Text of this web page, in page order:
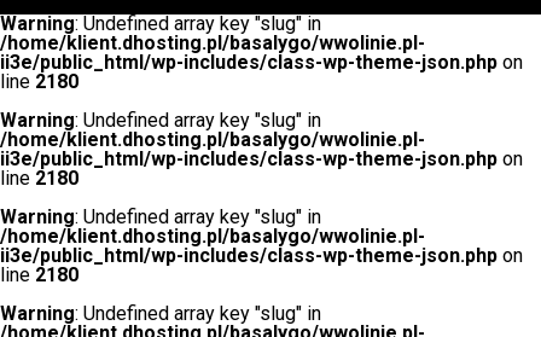
Warning: Undefined array key "slug" in
/home/klient.dhosting.pl/basalygo/wwolinie.pl-
ii3e/public_html/wp-includes/class-wp-theme-json.php on
line 2180
Warning: Undefined array key "slug" in
/home/klient.dhosting.pl/basalygo/wwolinie.pl-
ii3e/public_html/wp-includes/class-wp-theme-json.php on
line 2180
Warning: Undefined array key "slug" in
/home/klient.dhosting.pl/basalygo/wwolinie.pl-
ii3e/public_html/wp-includes/class-wp-theme-json.php on
line 2180
Warning: Undefined array key "slug" in
/home/klient.dhosting.pl/basalygo/wwolinie.pl-